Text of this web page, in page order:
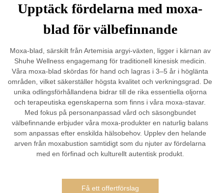
Upptäck fördelarna med moxa-
blad för välbefinnande
Moxa-blad, särskilt från Artemisia argyi-växten, ligger i kärnan av
Shuhe Wellness engagemang för traditionell kinesisk medicin.
Våra moxa-blad skördas för hand och lagras i 3–5 år i höglänta
områden, vilket säkerställer högsta kvalitet och verkningsgrad. De
unika odlingsförhållandena bidrar till de rika essentiella oljorna
och terapeutiska egenskaperna som finns i våra moxa-stavar.
Med fokus på personanpassad vård och säsongbundet
välbefinnande erbjuder våra moxa-produkter en naturlig balans
som anpassas efter enskilda hälsobehov. Upplev den helande
arven från moxabustion samtidigt som du njuter av fördelarna
med en förfinad och kulturellt autentisk produkt.
Få ett offertförslag